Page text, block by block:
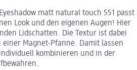
matt natural touch 551 passt
Look und den eigenen Augen! Hier
Lidschatten. Die Textur ist dabei
Magnet-Pfanne. Damit lassen
kombinieren und in der